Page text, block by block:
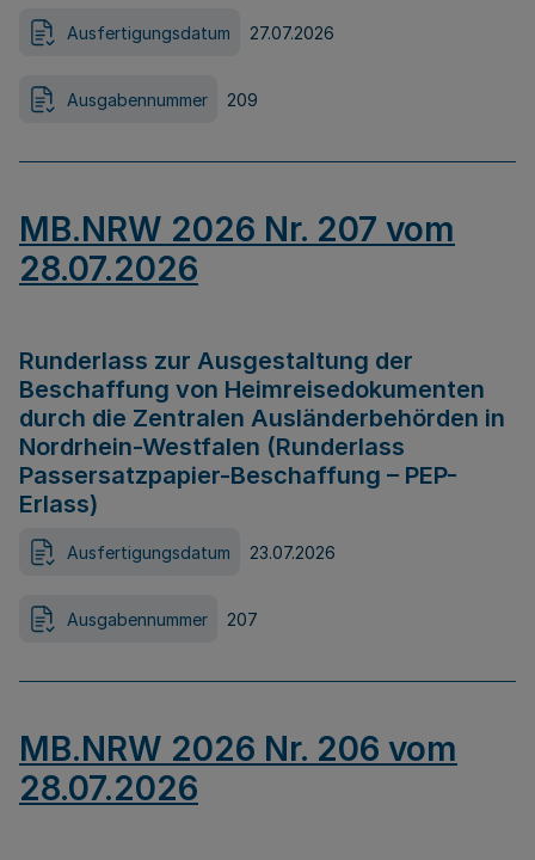
Ausfertigungsdatum 27.07.2026
Ausgabennummer 209
MB.NRW 2026 Nr. 207 vom
28.07.2026
Runderlass zur Ausgestaltung der
Beschaffung von Heimreisedokumenten
durch die Zentralen Ausländerbehörden in
Nordrhein-Westfalen (Runderlass
Passersatzpapier-Beschaffung – PEP-
Erlass)
Ausfertigungsdatum 23.07.2026
Ausgabennummer 207
MB.NRW 2026 Nr. 206 vom
28.07.2026